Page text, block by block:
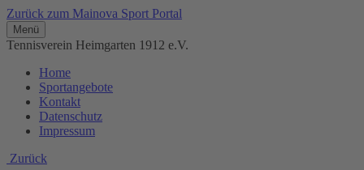
Zurück zum Mainova Sport Portal
Menü
Tennisverein Heimgarten 1912 e.V.
Home
Sportangebote
Kontakt
Datenschutz
Impressum
Zurück